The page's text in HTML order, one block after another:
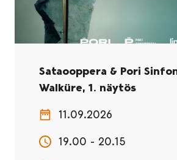
Sataooppera & Pori
Walküre, 1. näytös
11.09.2026
19.00 - 20.15